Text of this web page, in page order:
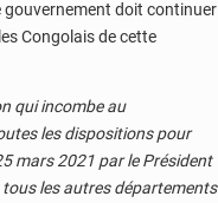
gouvernement doit continuer
Congolais de cette
qui incombe au
les dispositions pour
mars 2021 par le Président
les autres départements